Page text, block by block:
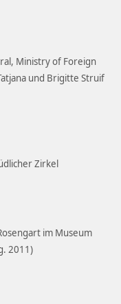
Ministry of Foreign
und Brigitte Struif
Zirkel
im Museum
2011)